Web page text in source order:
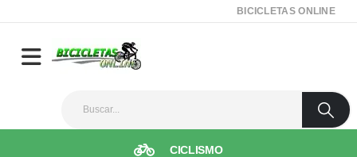
BICICLETAS ONLINE
CICLISMO